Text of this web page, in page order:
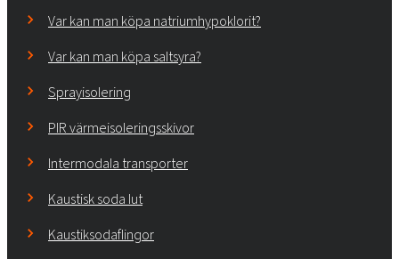
Var kan man köpa natriumhypoklorit?
Var kan man köpa saltsyra?
Sprayisolering
PIR värmeisoleringsskivor
Intermodala transporter
Kaustisk soda lut
Kaustiksodaflingor